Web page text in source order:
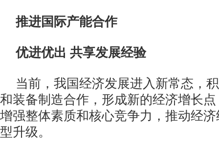
推进国际产能合作
优进优出 共享发展经验
当前，我国经济发展进入新常态，
和装备制造合作，形成新的经济增长
增强整体素质和核心竞争力，推动经
型升级。